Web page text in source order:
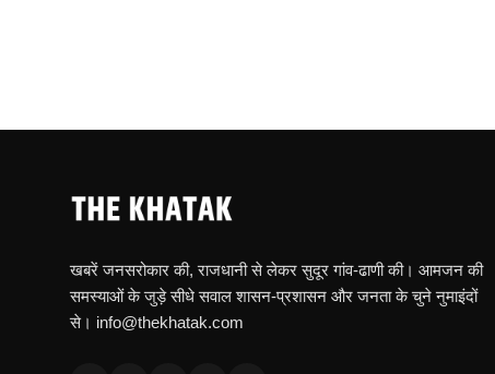
खबरें जनसरोकार की, राजधानी से लेकर सुदूर गांव-ढाणी की। आमजन की
समस्याओं के जुड़े सीधे सवाल शासन-प्रशासन और जनता के चुने नुमाइंदों
से। info@thekhatak.com